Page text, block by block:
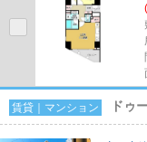
賃貸｜マンション ドゥ